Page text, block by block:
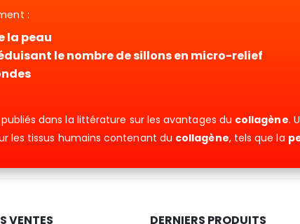
:
la peau
le nombre de sillons en micro-relief
dans la littérature sur les avantages du collagène.
les tissus humains contenant du collagène, tels que la
VENTES DERNIERS PRODUITS